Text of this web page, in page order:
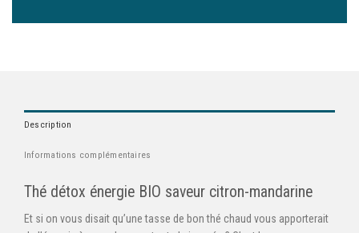
Description
Informations complémentaires
Thé détox énergie BIO saveur citron-mandarine
Et si on vous disait qu’une tasse de bon thé chaud vous apporterait